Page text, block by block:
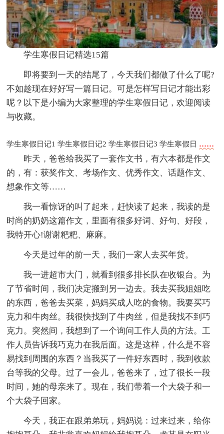
学生寒假日记精选15篇
即将要到一天的结尾了，今天我们都做了什么了呢?
不如趁现在好好写一篇日记。可是怎样写日记才能出彩
呢？以下是小编为大家整理的学生寒假日记，欢迎阅读
与收藏。
学生寒假日记1
昨天，爸爸给我买了一套作文书，有六本都是作文
的，有：获奖作文、考场作文、优秀作文、话题作文、
想象作文等……
我一看惊讶的叫了起来，赶快读了起来，我读的是
时尚的奶奶这篇作文，里面有很多好词、好句、好段，
我特开心!谢谢粑粑、麻麻。
学生寒假日记2
今天是过年的前一天，我们一家人去买年货。
我一进超市大门，就看到很多排长队在收银台。为
了节省时间，我们决定搬到另一边去。我去买我姐姐吃
的东西，爸爸去买菜，妈妈买成人吃的食物。我要买巧
克力和牛肉丝。我很快找到了牛肉丝，但是我找不到巧
克力。突然间，我想到了一个询问工作人员的方法。工
作人员告诉我巧克力在我后面。这是这样，什么是不容
易找到周围的东西？当我买了一件好东西时，我到收款
台等我的父母。过了一会儿，爸爸来了，过了很长一段
时间，她的母亲来了。现在，我们带着一个大袋子和一
个大袋子回家。
学生寒假日记3
今天，我正在跟弟弟玩，妈妈说：过来过来，给你
学生寒假日 ……